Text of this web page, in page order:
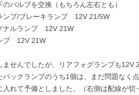
のバルブを交換（もちろん左右とも）
ンプ/ブレーキランプ 12V 21/5W
ナルランプ 12V 21W
プ 12V 21W
ませんでしたが、リアフォグランプも12V
バックランプのうち1個は、まだ問題なく
入れて予備としました。（右側は配線が切